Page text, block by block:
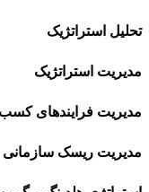
کسب و کار
سازمانی